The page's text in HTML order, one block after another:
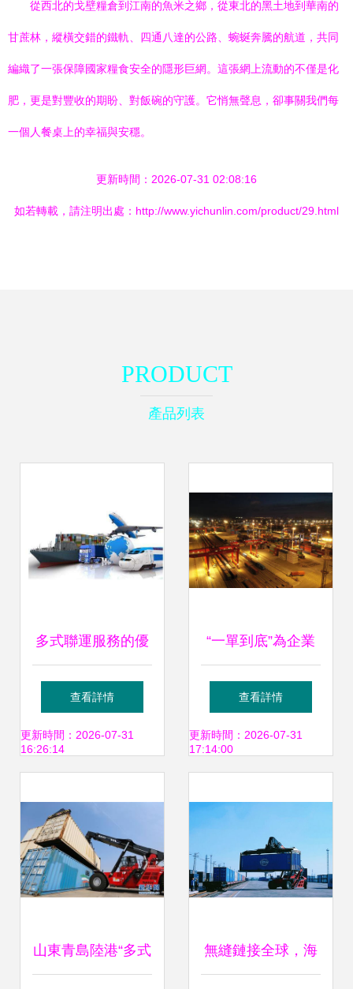
從西北的戈壁糧倉到江南的魚米之鄉，從東北的黑土地到華南的
甘蔗林，縱橫交錯的鐵軌、四通八達的公路、蜿蜒奔騰的航道，共同
編織了一張保障國家糧食安全的隱形巨網。這張網上流動的不僅是化
肥，更是對豐收的期盼、對飯碗的守護。它悄無聲息，卻事關我們每
一個人餐桌上的幸福與安穩。
更新時間：2026-07-31 02:08:16
如若轉載，請注明出處：http://www.yichunlin.com/product/29.html
PRODUCT
產品列表
多式聯運服務的優
勢與發展趨勢
查看詳情
更新時間：2026-07-31
16:26:14
“一單到底”為企業
出海降本30%，寧
波舟山港書寫多式
查看詳情
更新時間：2026-07-31
17:14:00
山東青島陸港“多式 無縫鏈接全球，海